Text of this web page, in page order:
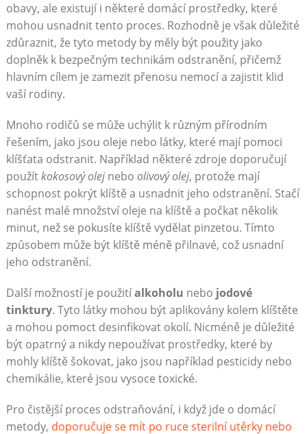
obavy, ale existují i některé domácí prostředky, které
mohou usnadnit tento proces. Rozhodně je však důležité
zdůraznit, že tyto metody by měly být použity jako
doplněk k bezpečným technikám odstranění, přičemž
hlavním cílem je zamezit přenosu nemocí a zajistit klid
vaší rodiny.
Mnoho rodičů se může uchýlit k různým přírodním
řešením, jako jsou oleje nebo látky, které mají pomoci
klíšťata odstranit. Například některé zdroje doporučují
použítkokosový olejnebo olivový olej, protože mají
schopnost pokrýt klíště a usnadnit jeho odstranění. Stačí
nanést malé množství oleje na klíště a počkat několik
minut, než se pokusíte klíště vydělat pinzetou. Tímto
způsobem může být klíště méně přilnavé, což usnadní
jeho odstranění.
Další možností je použitíalkoholu nebo jodové
tinktury. Tyto látky mohou být aplikovány kolem klíštěte
a mohou pomoct desinfikovat okolí. Nicméně je důležité
být opatrný a nikdy nepoužívat prostředky, které by
mohly klíště šokovat, jako jsou například pesticidy nebo
chemikálie, které jsou vysoce toxické.
Pro čistější proces odstraňování, i když jde o domácí
metody, doporučuje se mít po ruce sterilní utěrky nebo